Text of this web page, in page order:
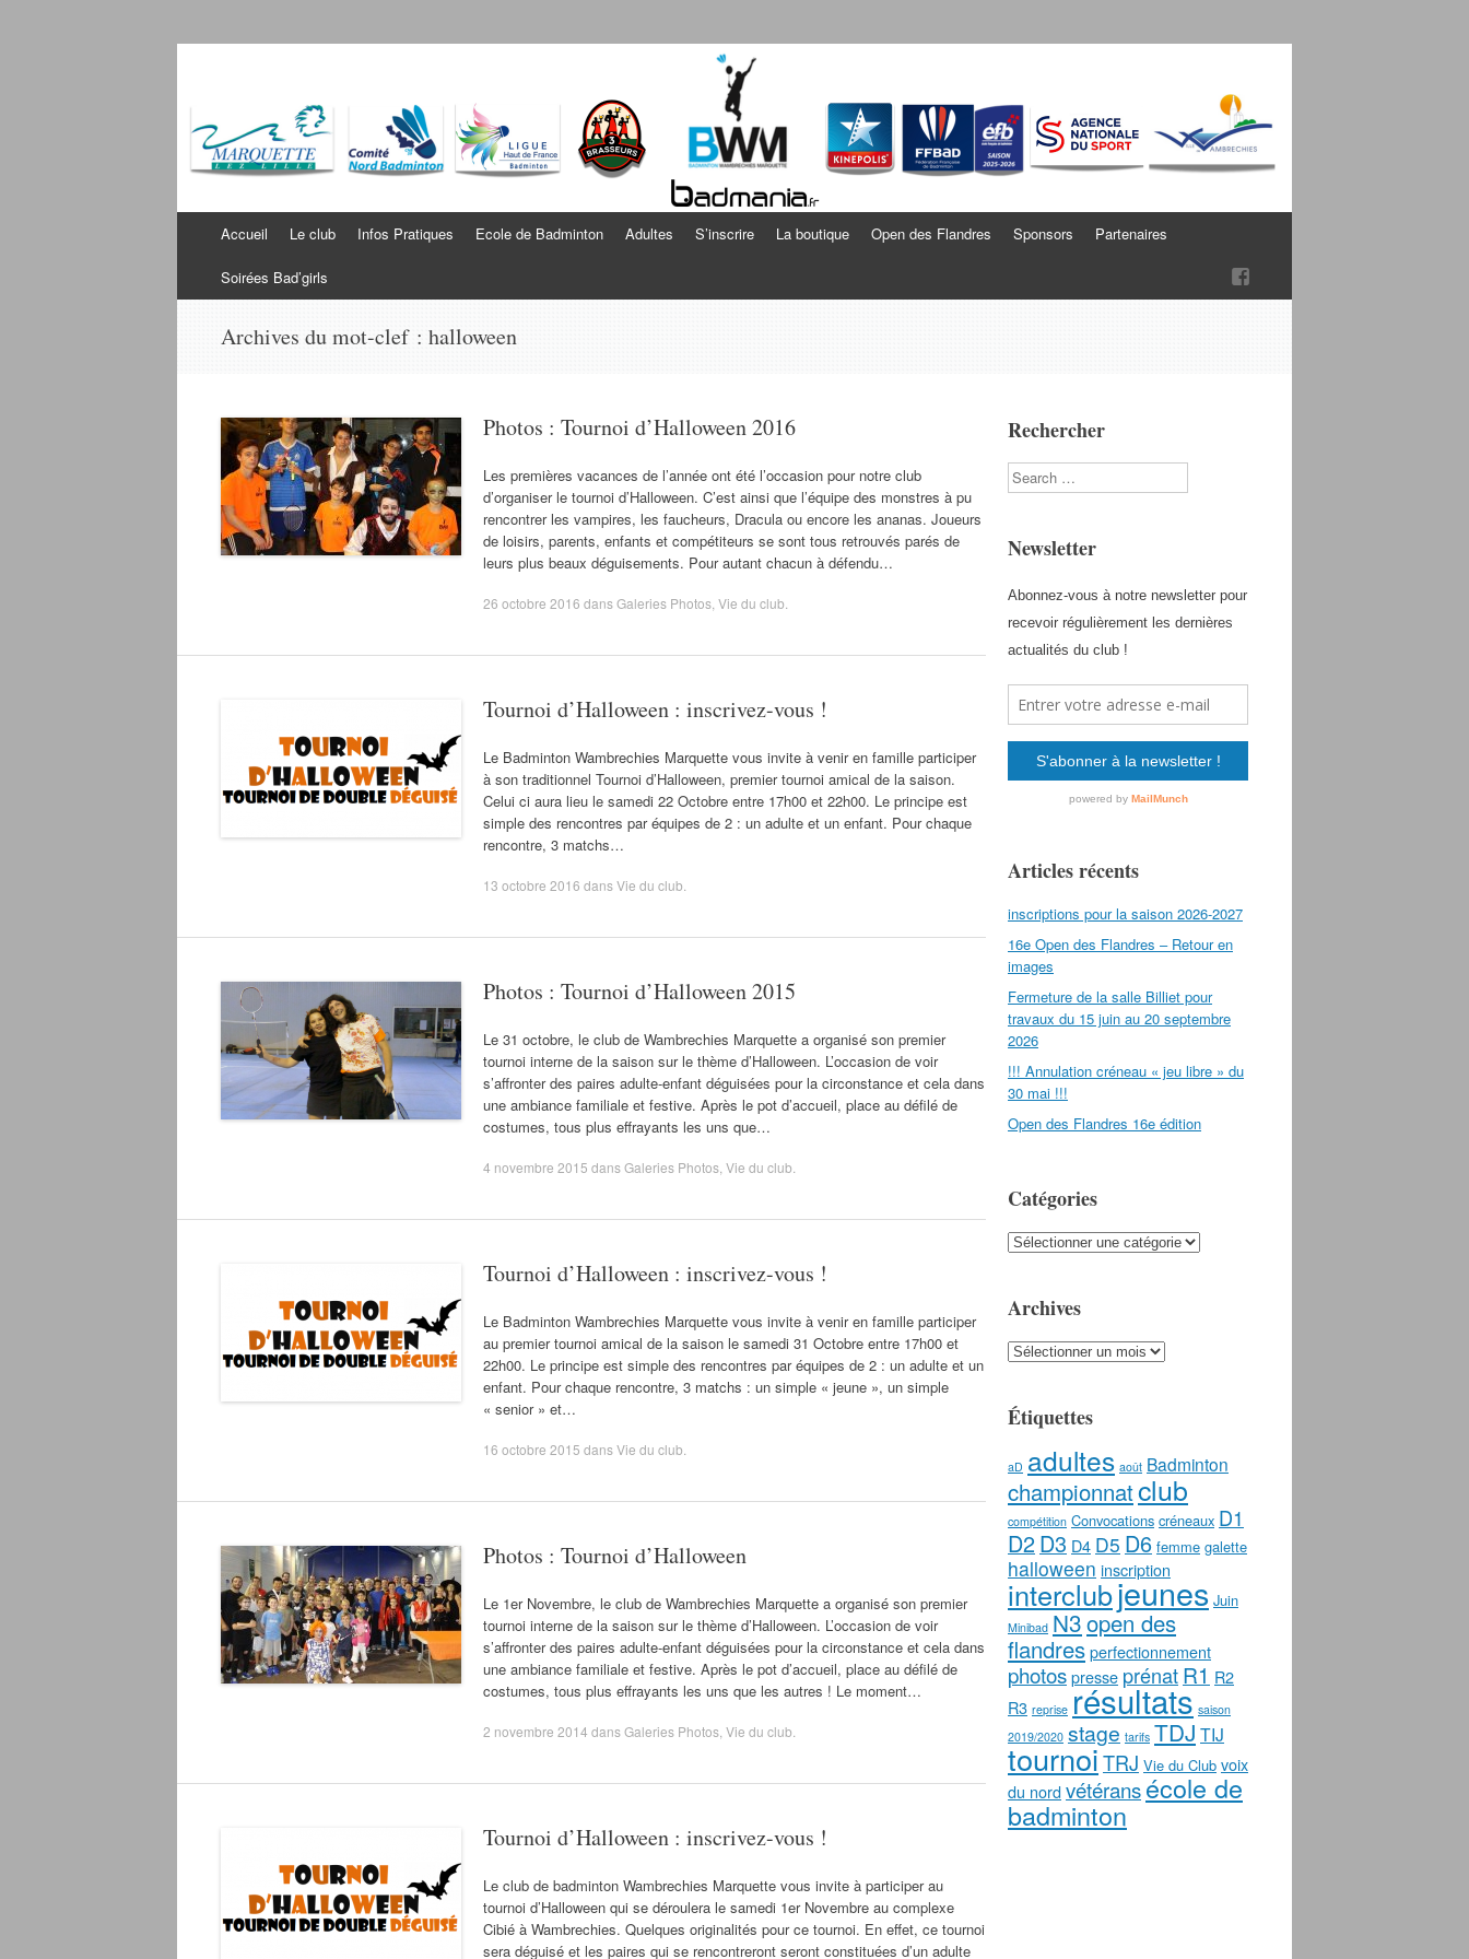
Badminton Wambrechies Marquette
Bienvenue sur le site du BWM
Aller au contenu
Accueil Le club Infos Pratiques Ecole de Badminton Adultes S’inscrire La boutique Open des Flandres Sponsors Partenaires
Soirées Bad’girls
Archives du mot-clef : halloween
Photos : Tournoi d’Halloween 2016
Les premières vacances de l’année ont été l’occasion pour notre club
d’organiser le tournoi d’Halloween. C’est ainsi que l’équipe des monstres à pu
rencontrer les vampires, les faucheurs, Dracula ou encore les ananas. Joueurs
de loisirs, parents, enfants et compétiteurs se sont tous retrouvés parés de
leurs plus beaux déguisements. Pour autant chacun à défendu…
26 octobre 2016 dansGaleries Photos Vie du club
Tournoi d’Halloween : inscrivez-vous !
Le Badminton Wambrechies Marquette vous invite à venir en famille participer
à son traditionnel Tournoi d’Halloween, premier tournoi amical de la saison.
Celui ci aura lieu le samedi 22 Octobre entre 17h00 et 22h00. Le principe est
simple des rencontres par équipes de 2 : un adulte et un enfant. Pour chaque
rencontre, 3 matchs…
13 octobre 2016 dansVie du club
Photos : Tournoi d’Halloween 2015
Le 31 octobre, le club de Wambrechies Marquette a organisé son premier
tournoi interne de la saison sur le thème d’Halloween. L’occasion de voir
s’affronter des paires adulte-enfant déguisées pour la circonstance et cela dans
une ambiance familiale et festive. Après le pot d’accueil, place au défilé de
costumes, tous plus effrayants les uns que…
4 novembre 2015 dansGaleries Photos Vie du club
Tournoi d’Halloween : inscrivez-vous !
Le Badminton Wambrechies Marquette vous invite à venir en famille participer
au premier tournoi amical de la saison le samedi 31 Octobre entre 17h00 et
22h00. Le principe est simple des rencontres par équipes de 2 : un adulte et un
enfant. Pour chaque rencontre, 3 matchs : un simple « jeune », un simple
« senior » et…
16 octobre 2015 dansVie du club
Photos : Tournoi d’Halloween
Le 1er Novembre, le club de Wambrechies Marquette a organisé son premier
tournoi interne de la saison sur le thème d’Halloween. L’occasion de voir
s’affronter des paires adulte-enfant déguisées pour la circonstance et cela dans
une ambiance familiale et festive. Après le pot d’accueil, place au défilé de
costumes, tous plus effrayants les uns que les autres ! Le moment…
2 novembre 2014 dansGaleries Photos Vie du club
Tournoi d’Halloween : inscrivez-vous !
Le club de badminton Wambrechies Marquette vous invite à participer au
tournoi d’Halloween qui se déroulera le samedi 1er Novembre au complexe
Cibié à Wambrechies. Quelques originalités pour ce tournoi. En effet, ce tournoi
sera déguisé et les paires qui se rencontreront seront constituées d’un adulte
Rechercher
Search
Newsletter
Articles récents
inscriptions pour la saison 2026-2027
16e Open des Flandres – Retour en
images
Fermeture de la salle Billiet pour
travaux du 15 juin au 20 septembre
2026
!!! Annulation créneau « jeu libre » du
30 mai !!!
Open des Flandres 16e édition
Catégories
Catégories
Archives
Archives
Étiquettes
aD adultes août Badminton
championnatclub
compétition Convocations créneaux D1
D2 D3 D4 D5 D6 femme galette
halloween inscription
interclubjeunes Juin
Minibad N3open des
flandresperfectionnement
photospresse prénatR1 R2
R3 reprise résultats saison
2019/2020 stage tarifs TDJ TIJ
tournoiTRJ Vie du Club voix
du nordvétéransécole de
badminton